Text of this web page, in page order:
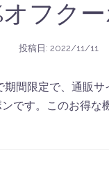
オフク
投稿日: 2022/11/11
間限定で、通販サ
です。このお得な